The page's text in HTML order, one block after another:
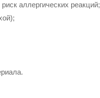
аллергических реакций;